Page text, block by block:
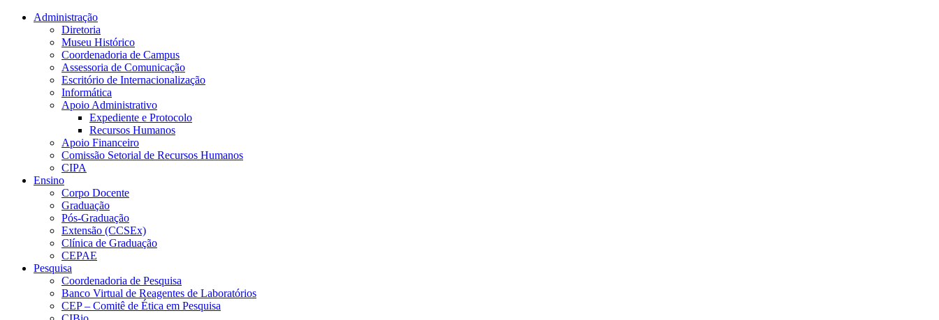
Conteúdo principal Menu principal
Administração
Diretoria
Museu Histórico
Coordenadoria de Campus
Assessoria de Comunicação
Escritório de Internacionalização
Informática
Apoio Administrativo
Expediente e Protocolo
Recursos Humanos
Apoio Financeiro
Comissão Setorial de Recursos Humanos
CIPA
Ensino
Corpo Docente
Graduação
Pós-Graduação
Extensão (CCSEx)
Clínica de Graduação
CEPAE
Pesquisa
Coordenadoria de Pesquisa
Banco Virtual de Reagentes de Laboratórios
CEP – Comitê de Ética em Pesquisa